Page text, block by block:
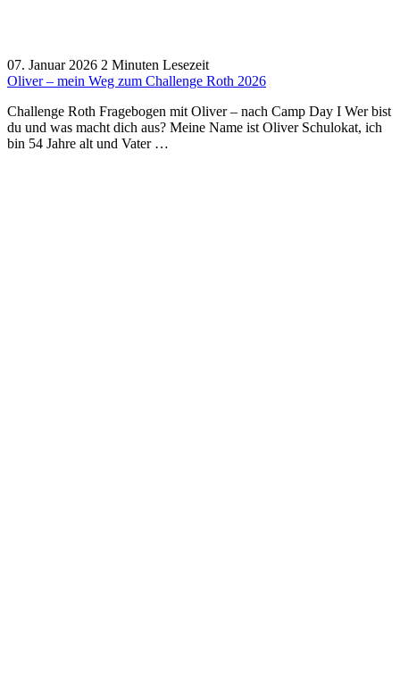
07. Januar 2026 2 Minuten Lesezeit
Oliver – mein Weg zum Challenge Roth 2026
Challenge Roth Fragebogen mit Oliver – nach Camp Day I Wer bist
du und was macht dich aus? Meine Name ist Oliver Schulokat, ich
bin 54 Jahre alt und Vater …